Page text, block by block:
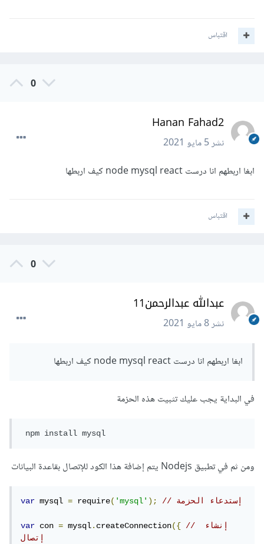
اقتباس
0
Hanan Fahad2
نشر5 مايو 2021
ابغا اربطهم انا درست node mysql react كيف اربطها
اقتباس
0
عبدالله عبدالرحمن11
نشر8 مايو 2021
ابغا اربطهم انا درست node mysql react كيف اربطها
في البداية يجب عليك تثبيت هذه الحزمة
npm install mysql
ومن ثم في تطبيق Nodejs يتم إضافة هذا الكود للإتصال بقاعدة البيانات
var mysql = require('mysql'); // إستدعاء الحزمة
var con = mysql.createConnection({
// إنشاء
إتصال